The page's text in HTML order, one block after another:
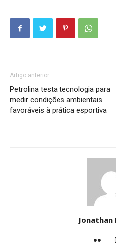
Artigo anterior
Petrolina testa tecnologia para
medir condições ambientais
favoráveis à prática esportiva
Jonathan